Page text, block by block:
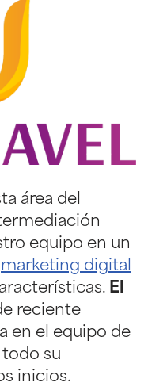
área del
equipo en un
marketing digital
El
reciente
en el equipo de
todo su
inicios.